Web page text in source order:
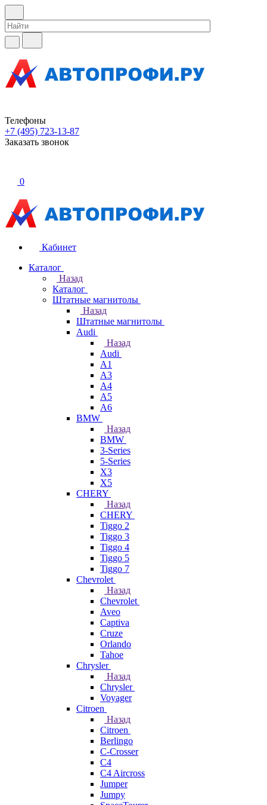
Телефоны
+7 (495) 723-13-87
Заказать звонок
0
Кабинет
Каталог
Назад
Каталог
Штатные магнитолы
Назад
Штатные магнитолы
Audi
Назад
Audi
A1
A3
A4
A5
A6
BMW
Назад
BMW
3-Series
5-Series
X3
X5
CHERY
Назад
CHERY
Tiggo 2
Tiggo 3
Tiggo 4
Tiggo 5
Tiggo 7
Chevrolet
Назад
Chevrolet
Aveo
Captiva
Cruze
Orlando
Tahoe
Chrysler
Назад
Chrysler
Voyager
Citroen
Назад
Citroen
Berlingo
C-Crosser
C4
C4 Aircross
Jumper
Jumpy